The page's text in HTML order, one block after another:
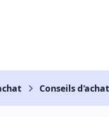
Conseils d'achat